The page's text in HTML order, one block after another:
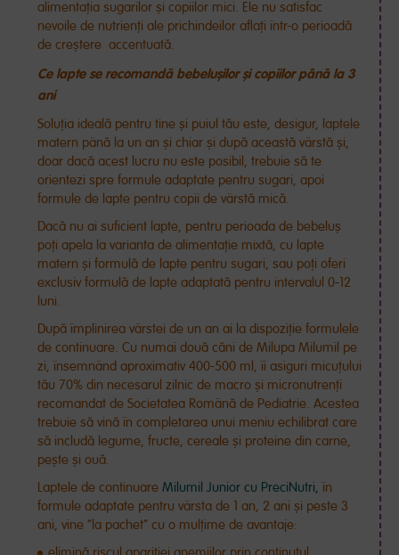
alimentația sugarilor și copiilor mici. Ele nu satisfac
nevoile de nutrienți ale prichindeilor aflați într-o perioadă
de creștere accentuată.
Ce lapte se recomandă bebelușilor și copiilor până la 3
ani
Soluția ideală pentru tine și puiul tău este, desigur, laptele
matern până la un an și chiar și după această vârstă și,
doar dacă acest lucru nu este posibil, trebuie să te
orientezi spre formule adaptate pentru sugari, apoi
formule de lapte pentru copii de vârstă mică.
Dacă nu ai suficient lapte, pentru perioada de bebeluș
poți apela la varianta de alimentație mixtă, cu lapte
matern și formulă de lapte pentru sugari, sau poți oferi
exclusiv formulă de lapte adaptată pentru intervalul 0-12
luni.
După împlinirea vârstei de un an ai la dispoziție formulele
de continuare. Cu numai două căni de Milupa Milumil pe
zi, însemnând aproximativ 400-500 ml, îi asiguri micuțului
tău 70% din necesarul zilnic de macro și micronutrenți
recomandat de Societatea Română de Pediatrie. Acestea
trebuie să vină în completarea unui meniu echilibrat care
să includă legume, fructe, cereale și proteine din carne,
pește și ouă.
Laptele de continuare Milumil Junior cu PreciNutri, în
formule adaptate pentru vârsta de 1 an, 2 ani și peste 3
ani, vine ”la pachet” cu o mulțime de avantaje: